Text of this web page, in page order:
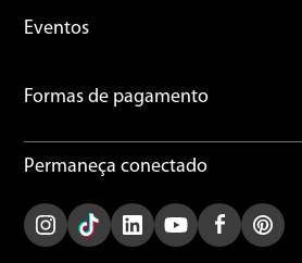
Eventos
Formas de pagamento
Permaneça conectado